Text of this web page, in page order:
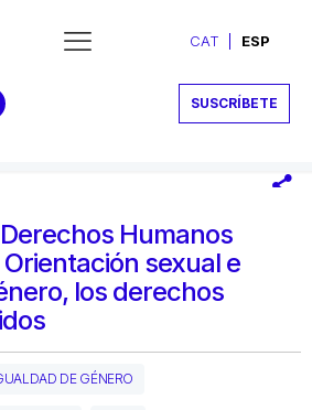
CAT ESP
SUSCRÍBETE
Humanos
sexual e
los derechos
DE GÉNERO